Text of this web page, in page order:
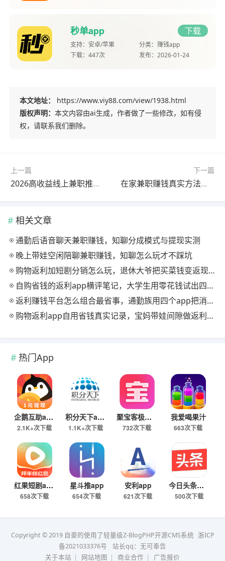
秒单app 下载
支持： 安卓/苹果 分类： 赚钱app
下载： 447次 发布： 2026-01-24
本文地址：
https://www.viy88.com/view/1938.html
版权声明： 本文内容由ai生成，作者做了一些修改，如有侵
权，请联系我们删除。
上一篇
2026高收益线上兼职推荐！不用技能不用出门，问卷任务稳定躺赚
下一篇
在家兼职赚钱真实方法，4 个任务APP日赚100+，提现无门槛
相关文章
通勤后语音聊天兼职赚钱，知聊分成模式与提现实测
晚上带娃空闲陪聊兼职赚钱，知聊怎么玩才不踩坑
购物返利加短剧分销怎么玩，退休大爷把买菜钱变返现的慢节奏法
自购省钱的返利app横评笔记，大学生用零花钱试出四款能提现的
返利赚钱平台怎么组合最省事，通勤族用四个app把消费变现金流
购物返利app自用省钱真实记录，宝妈带娃间隙做返利赚钱的日常
热门App
企鹅互助app
2.1K+次下载
积分天下app
1.1K+次下载
聚宝客极速版
732次下载
我爱喝果汁
663次下载
红果短剧app
658次下载
星斗推app
654次下载
安利app
621次下载
今日头条极速版下载
500次下载
Copyright © 2019 自豪的使用了轻量级Z-BlogPHP开源CMS系统 浙ICP
备2021033376号
站长qq：无可奉告
关于本站 | 网站地图 | 商业合作 | 广告报价